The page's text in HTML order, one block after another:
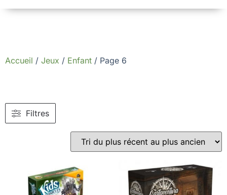
Accueil / Jeux / Enfant / Page 6
Filtres